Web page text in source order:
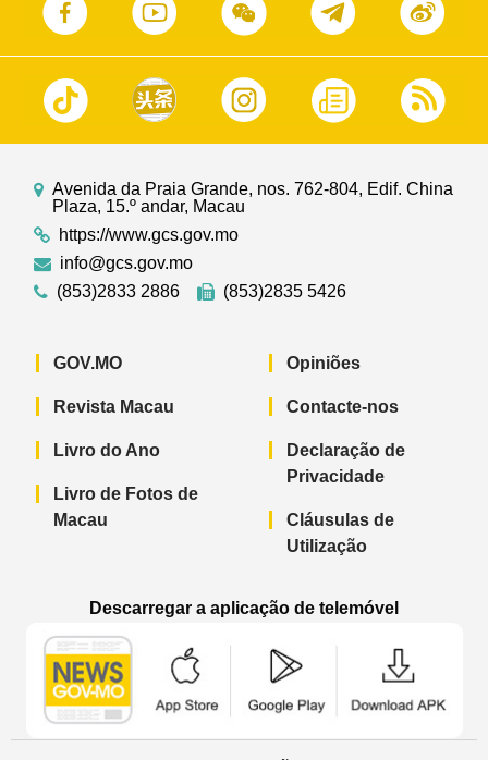
Avenida da Praia Grande, nos. 762-804, Edif. China
Plaza, 15.º andar, Macau
https://www.gcs.gov.mo
info@gcs.gov.mo
(853)2833 2886
(853)2835 5426
GOV.MO
Revista Macau
Livro do Ano
Livro de Fotos de
Macau
Opiniões
Contacte-nos
Declaração de
Privacidade
Cláusulas de
Utilização
Descarregar a aplicação de telemóvel